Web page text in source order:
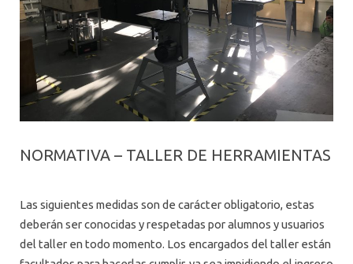
NORMATIVA – TALLER DE HERRAMIENTAS
Las siguientes medidas son de carácter obligatorio, estas
deberán ser conocidas y respetadas por alumnos y usuarios
del taller en todo momento. Los encargados del taller están